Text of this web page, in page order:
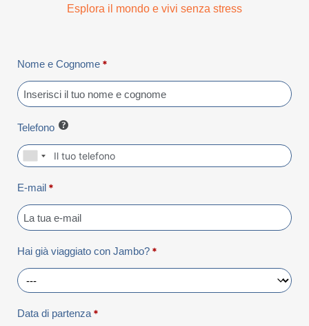
Esplora il mondo e vivi senza stress
Nome e Cognome *
Telefono
E-mail *
Hai già viaggiato con Jambo? *
Data di partenza *